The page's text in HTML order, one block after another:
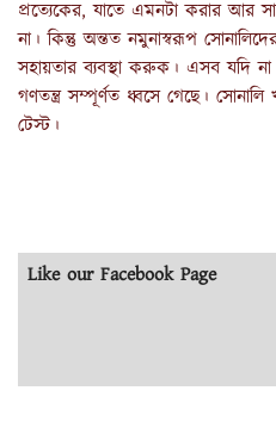
প্রত্যেকের, যাতে এমনটা করার আর
না। কিন্তু অন্তত নমুনাস্বরূপ
সহায়তার ব্যবস্থা করুক। এসব যদি
গণতন্ত্র সম্পূর্ণত ধ্বসে গেছে।
টেস্ট।
Like our Facebook Page